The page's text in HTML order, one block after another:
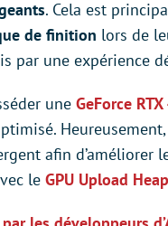
. Cela est
de finition lors de
par une expérience
une GeForce
afin d’améliorer
le GPU Upload